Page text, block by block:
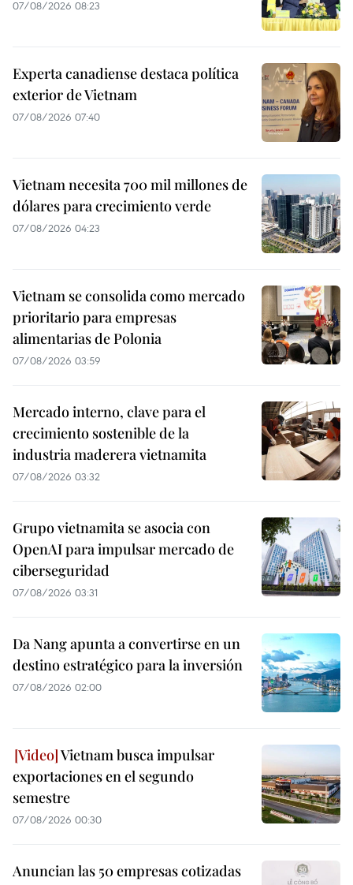
07/08/2026 08:23
Experta canadiense destaca política
exterior de Vietnam
07/08/2026 07:40
Vietnam necesita 700 mil millones de
dólares para crecimiento verde
07/08/2026 04:23
Vietnam se consolida como mercado
prioritario para empresas
alimentarias de Polonia
07/08/2026 03:59
Mercado interno, clave para el
crecimiento sostenible de la
industria maderera vietnamita
07/08/2026 03:32
Grupo vietnamita se asocia con
OpenAI para impulsar mercado de
ciberseguridad
07/08/2026 03:31
Da Nang apunta a convertirse en un
destino estratégico para la inversión
07/08/2026 02:00
Vietnam busca impulsar
exportaciones en el segundo
semestre
07/08/2026 00:30
Anuncian las 50 empresas cotizadas